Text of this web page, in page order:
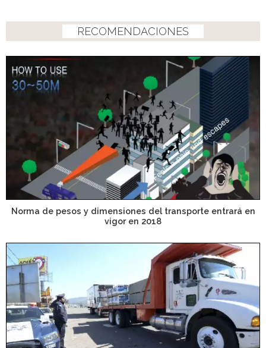
RECOMENDACIONES
Norma de pesos y dimensiones del transporte entrará en
vigor en 2018